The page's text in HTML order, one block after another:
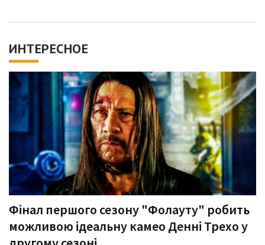
ИНТЕРЕСНОЕ
Фінал першого сезону "Фолауту" робить
можливою ідеальну камео Денні Трехо у